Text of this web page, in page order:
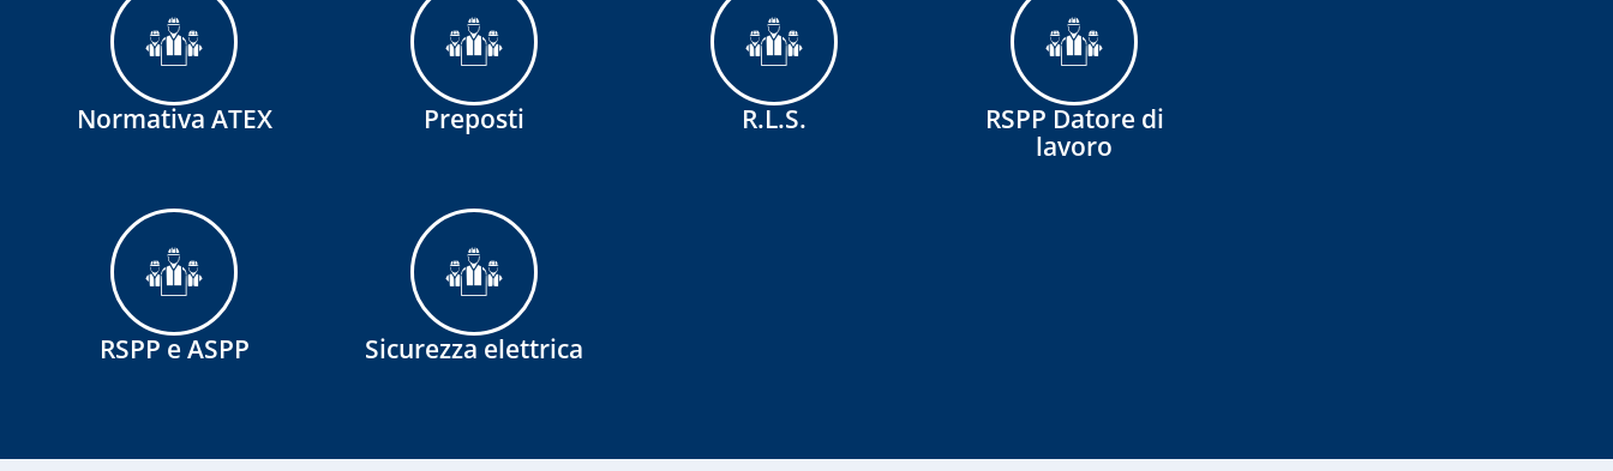
Normativa ATEX Preposti R.L.S.
RSPP Datore di
lavoro
RSPP e ASPP Sicurezza elettrica